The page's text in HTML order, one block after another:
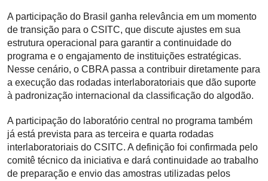
A participação do Brasil ganha relevância em um momento
de transição para o CSITC, que discute ajustes em sua
estrutura operacional para garantir a continuidade do
programa e o engajamento de instituições estratégicas.
Nesse cenário, o CBRA passa a contribuir diretamente para
a execução das rodadas interlaboratoriais que dão suporte
à padronização internacional da classificação do algodão.
A participação do laboratório central no programa também
já está prevista para as terceira e quarta rodadas
interlaboratoriais do CSITC. A definição foi confirmada pelo
comitê técnico da iniciativa e dará continuidade ao trabalho
de preparação e envio das amostras utilizadas pelos